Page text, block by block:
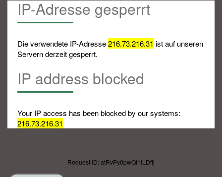
IP-Adresse gesperrt
Die verwendete IP-Adresse216.73.216.31 ist auf unseren
Servern derzeit gesperrt.
IP address blocked
Your IP access has been blocked by our systems:
216.73.216.31
Request ID: atRvPy0pwQi1iLDffj